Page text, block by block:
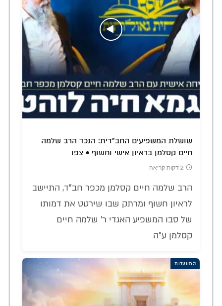
שושלת המשפיעים החב"דית: הנכד הרב שלמה
חיים קסלמן בראיון אישי וחשוף • צפו
2 דקות קריאה
הרב שלמה חיים קסלמן מכפר חב"ד, התיישב
לראיון חשוף ומרתק שבו שירטט את דמותו
של סבו המשפיע האגדי ר' שלמה חיים
קסלמן ע"ה
התוועדות